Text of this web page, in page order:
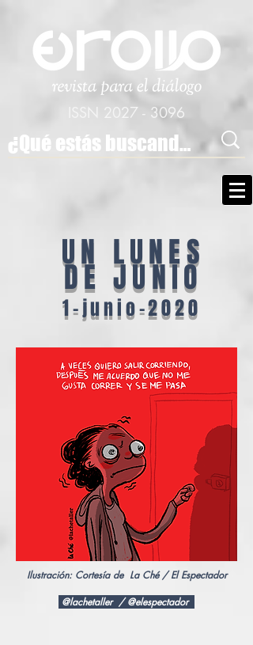
ISSN 2027 - 3096
UN LUNES
DE JUNIO
1-junio-2020
Ilustración: Cortesía de La Ché / El Espectador
@lachetaller / @elespectador